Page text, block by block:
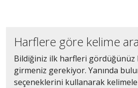
Harflere göre kelime
Bildiğiniz ilk harfleri gördüğünüz
girmeniz gerekiyor. Yanında
seçeneklerini kullanarak